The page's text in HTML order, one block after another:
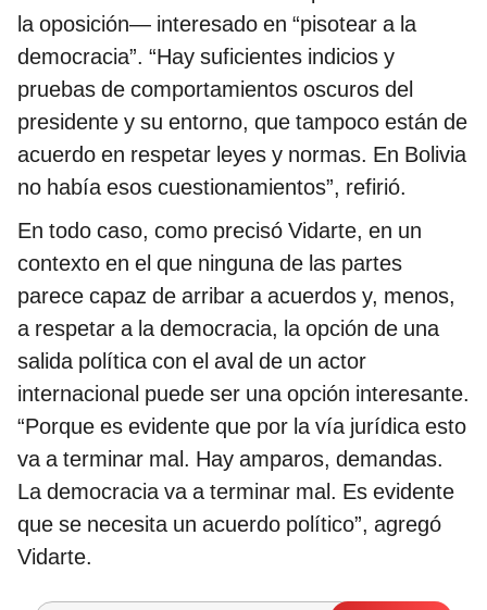
la oposición— interesado en “pisotear a la
democracia”. “Hay suficientes indicios y
pruebas de comportamientos oscuros del
presidente y su entorno, que tampoco están de
acuerdo en respetar leyes y normas. En Bolivia
no había esos cuestionamientos”, refirió.
En todo caso, como precisó Vidarte, en un
contexto en el que ninguna de las partes
parece capaz de arribar a acuerdos y, menos,
a respetar a la democracia, la opción de una
salida política con el aval de un actor
internacional puede ser una opción interesante.
“Porque es evidente que por la vía jurídica esto
va a terminar mal. Hay amparos, demandas.
La democracia va a terminar mal. Es evidente
que se necesita un acuerdo político”, agregó
Vidarte.